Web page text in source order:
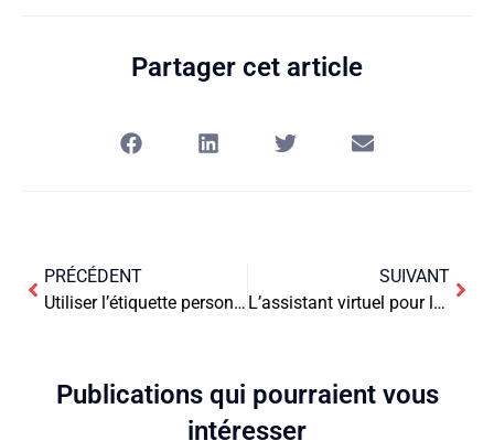
Partager cet article
PRÉCÉDENT
Utiliser l’étiquette personnalisée pour valoriser l’artisanat local
SUIVANT
L’assistant virtuel pour la gestion de la relation client
Publications qui pourraient vous
intéresser